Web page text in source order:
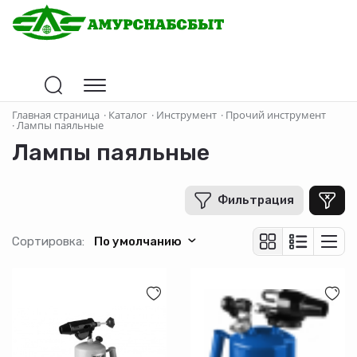
Главная страница · Каталог · Инструмент · Прочий инструмент
·Лампы паяльные
Лампы паяльные
Фильтрация
В рублях
Производитель
Сортировка: По умолчанию